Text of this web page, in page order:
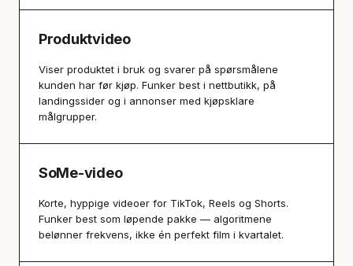
Produktvideo
Viser produktet i bruk og svarer på spørsmålene
kunden har før kjøp. Funker best i nettbutikk, på
landingssider og i annonser med kjøpsklare
målgrupper.
SoMe-video
Korte, hyppige videoer for TikTok, Reels og Shorts.
Funker best som løpende pakke — algoritmene
belønner frekvens, ikke én perfekt film i kvartalet.